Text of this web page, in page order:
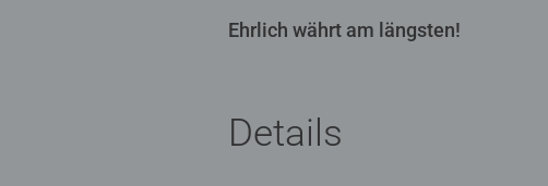
Ehrlich währt am längsten!
Details